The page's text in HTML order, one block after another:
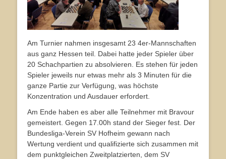
Am Turnier nahmen insgesamt 23 4er-Mannschaften
aus ganz Hessen teil. Dabei hatte jeder Spieler über
20 Schachpartien zu absolvieren. Es stehen für jeden
Spieler jeweils nur etwas mehr als 3 Minuten für die
ganze Partie zur Verfügung, was höchste
Konzentration und Ausdauer erfordert.
Am Ende haben es aber alle Teilnehmer mit Bravour
gemeistert. Gegen 17.00h stand der Sieger fest. Der
Bundesliga-Verein SV Hofheim gewann nach
Wertung verdient und qualifizierte sich zusammen mit
dem punktgleichen Zweitplatzierten, dem SV